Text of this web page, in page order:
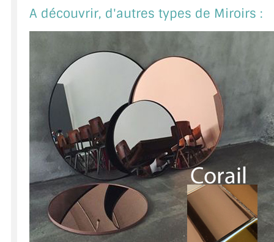
NOUS CONTACTER
A découvrir, d'autres types de Miroirs :